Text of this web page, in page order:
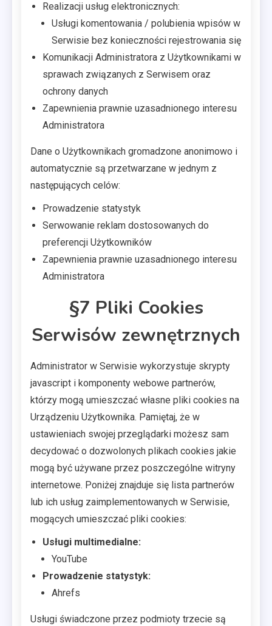
Realizacji usług elektronicznych:
Usługi komentowania / polubienia wpisów w
Serwisie bez konieczności rejestrowania się
Komunikacji Administratora z Użytkownikami w
sprawach związanych z Serwisem oraz
ochrony danych
Zapewnienia prawnie uzasadnionego interesu
Administratora
Dane o Użytkownikach gromadzone anonimowo i
automatycznie są przetwarzane w jednym z
następujących celów:
Prowadzenie statystyk
Serwowanie reklam dostosowanych do
preferencji Użytkowników
Zapewnienia prawnie uzasadnionego interesu
Administratora
§7 Pliki Cookies
Serwisów zewnętrznych
Administrator w Serwisie wykorzystuje skrypty
javascript i komponenty webowe partnerów,
którzy mogą umieszczać własne pliki cookies na
Urządzeniu Użytkownika. Pamiętaj, że w
ustawieniach swojej przeglądarki możesz sam
decydować o dozwolonych plikach cookies jakie
mogą być używane przez poszczególne witryny
internetowe. Poniżej znajduje się lista partnerów
lub ich usług zaimplementowanych w Serwisie,
mogących umieszczać pliki cookies:
Usługi multimedialne:
YouTube
Prowadzenie statystyk:
Ahrefs
Usługi świadczone przez podmioty trzecie są